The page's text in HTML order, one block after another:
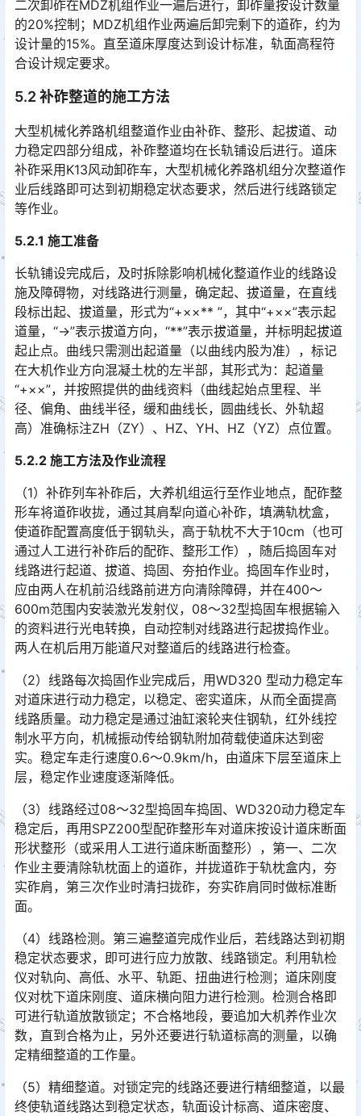
二次卸砟在MDZ机组作业一遍后进行，卸砟量按设计数量
的20%控制；MDZ机组作业两遍后卸完剩下的道砟，约为
设计量的15%。直至道床厚度达到设计标准，轨面高程符
合设计规定要求。󠅅󠅃󠄵󠅂󠄪󠇖󠆨󠆨󠇕󠆞󠆒󠅬󠇘󠆭󠆘󠇙󠆝󠅵󠇗󠆭󠆁󠄐󠇗󠅹󠅸󠇖󠆍󠅳󠇖󠅹󠅰󠇖󠆌󠅹
5.2 补砟整道的施工方法
大型机械化养路机组整道作业由补砟、整形、起拔道、动
力稳定四部分组成，补砟整道均在长轨铺设后进行。道床
补砟采用K13风动卸砟车，大型机械化养路机组分次整道作
业后线路即可达到初期稳定状态要求，然后进行线路锁定
等作业。󠅅󠅃󠄵󠅂󠄪󠇖󠆨󠆨󠇕󠆞󠆒󠅬󠇘󠆭󠆘󠇙󠆝󠅵󠇗󠆭󠆁󠄐󠇗󠅹󠅸󠇖󠆍󠅳󠇖󠅹󠅰󠇖󠆌󠅹
5.2.1 施工准备
长轨铺设完成后，及时拆除影响机械化整道作业的线路设
施及障碍物，对线路进行测量，确定起、拔道量，在直线
段标出起、拔道量，形式为“+××** ”，其中“+××”表示起
道量，“→”表示拔道方向，“**”表示拔道量，并标明起拔道
起止点。曲线只需测出起道量（以曲线内股为准），标记
在大机作业方向混凝土枕的左半部，其形式为：起道量
“+××”，并按照提供的曲线资料（曲线起始点里程、半
径、偏角、曲线半径，缓和曲线长，圆曲线长、外轨超
高）准确标注ZH（ZY）、HZ、YH、HZ（YZ）点位置。󠅅󠅃󠄵󠅂󠄪󠇖󠆨󠆨󠇕󠆞󠆒󠅬󠇘󠆭󠆘󠇙󠆝󠅵󠇗󠆭󠆁󠄐󠇗󠅹󠅸󠇖󠆍󠅳󠇖󠅹󠅰󠇖󠆌󠅹
5.2.2 施工方法及作业流程
（1）补砟列车补砟后，大养机组运行至作业地点，配砟整
形车将道砟收拢，通过其肩犁向道心补砟，填满轨枕盒，
使道砟配置高度低于钢轨头，高于轨枕不大于10cm（也可
通过人工进行补砟后的配砟、整形工作），随后捣固车对
线路进行起道、拔道、捣固、夯拍作业。捣固车作业时，
应由两人在机前沿线路前进方向清除障碍，并在400～
600m范围内安装激光发射仪，08～32型捣固车根据输入
的资料进行光电转换，自动控制对线路进行起拔捣作业。
两人在机后用万能道尺对整道后的线路进行检查。󠅅󠅃󠄵󠅂󠄪󠇖󠆨󠆨󠇕󠆞󠆒󠅬󠇘󠆭󠆘󠇙󠆝󠅵󠇗󠆭󠆁󠄐󠇗󠅹󠅸󠇖󠆍󠅳󠇖󠅹󠅰󠇖󠆌󠅹
（2）线路每次捣固作业完成后，用WD320 型动力稳定车
对道床进行动力稳定，以稳定、密实道床，从而全面提高
线路质量。动力稳定是通过油缸滚轮夹住钢轨，红外线控
制水平方向，机械振动传给钢轨附加荷载使道床达到密
实。稳定车走行速度0.6～0.9km/h，由道床下层至道床上
层，稳定作业速度逐渐降低。󠅅󠅃󠄵󠅂󠄪󠇖󠆨󠆨󠇕󠆞󠆒󠅬󠇘󠆭󠆘󠇙󠆝󠅵󠇗󠆭󠆁󠄐󠇗󠅹󠅸󠇖󠆍󠅳󠇖󠅹󠅰󠇖󠆌󠅹
（3）线路经过08～32型捣固车捣固、WD320动力稳定车
稳定后，再用SPZ200型配砟整形车对道床按设计道床断面
形状整形（或采用人工进行道床断面整形），第一、二次
作业主要清除轨枕面上的道砟，并拢道砟于轨枕盒内，夯
实砟肩，第三次作业时清扫拢砟，夯实砟肩同时做标准断
面。󠅅󠅃󠄵󠅂󠄪󠇖󠆨󠆨󠇕󠆞󠆒󠅬󠇘󠆭󠆘󠇙󠆝󠅵󠇗󠆭󠆁󠄐󠇗󠅹󠅸󠇖󠆍󠅳󠇖󠅹󠅰󠇖󠆌󠅹
（4）线路检测。第三遍整道完成作业后，若线路达到初期
稳定状态要求，即可进行应力放散、线路锁定。利用轨检
仪对轨向、高低、水平、轨距、扭曲进行检测；道床刚度
仪对枕下道床刚度、道床横向阻力进行检测。检测合格即
可进行轨道放散锁定；不合格地段，要追加大机养作业次
数，直到合格为止，另外还要进行轨道标高的测量，以确
定精细整道的工作量。󠅅󠅃󠄵󠅂󠄪󠇖󠆨󠆨󠇕󠆞󠆒󠅬󠇘󠆭󠆘󠇙󠆝󠅵󠇗󠆭󠆁󠄐󠇗󠅹󠅸󠇖󠆍󠅳󠇖󠅹󠅰󠇖󠆌󠅹
（5）精细整道。对锁定完的线路还要进行精细整道，以最
终使轨道线路达到稳定状态，轨面设计标高、道床密度、